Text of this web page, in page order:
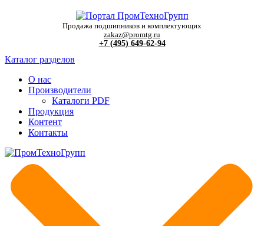
Продажа подшипников и комплектующих
zakaz@promtg.ru
+7 (495) 649-62-94
Каталог разделов
О нас
Производители
Каталоги PDF
Продукция
Контент
Контакты